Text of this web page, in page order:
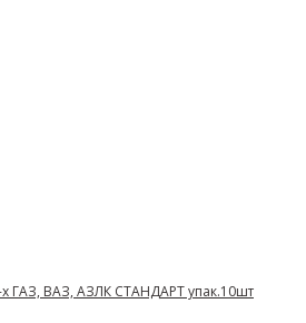
ГАЗ, ВАЗ, АЗЛК СТАНДАРТ упак.10шт